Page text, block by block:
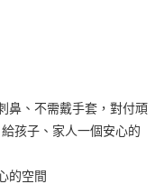
鼻、不需戴手套，對付頑
孩子、家人一個安心的
的空間